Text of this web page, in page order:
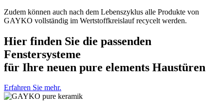
Zudem können auch nach dem Lebenszyklus alle Produkte von
GAYKO vollständig im Wertstoffkreislauf recycelt werden.
Hier finden Sie die passenden
Fenstersysteme
für Ihre neuen pure elements Haustüren
Erfahren Sie mehr.